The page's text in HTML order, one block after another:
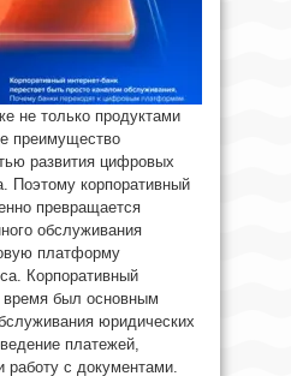
не только продуктами
преимущество
развития цифровых
Поэтому корпоративный
превращается
обслуживания
платформу
Корпоративный
время был основным
юридических
платежей,
работу с документами.